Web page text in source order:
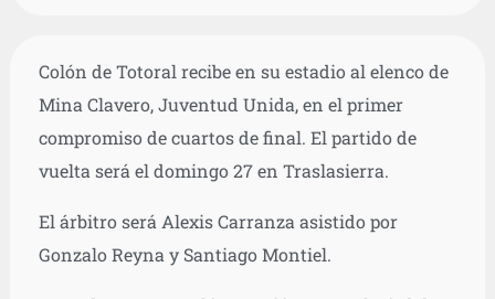
Colón de Totoral recibe en su estadio al elenco de
Mina Clavero, Juventud Unida, en el primer
compromiso de cuartos de final. El partido de
vuelta será el domingo 27 en Traslasierra.
El árbitro será Alexis Carranza asistido por
Gonzalo Reyna y Santiago Montiel.